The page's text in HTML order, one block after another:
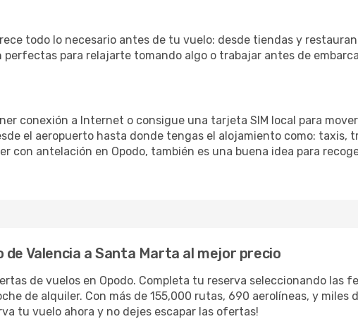
todo lo necesario antes de tu vuelo: desde tiendas y
perfectas para relajarte tomando algo o trabajar antes de
conexión a Internet o consigue una tarjeta SIM local para
el aeropuerto hasta donde tengas el alojamiento como: taxis,
con antelación en Opodo, también es una buena idea para
de Valencia a Santa Marta al mejor precio
de vuelos en Opodo. Completa tu reserva seleccionando las
de alquiler. Con más de 155,000 rutas, 690 aerolíneas, y miles
tu vuelo ahora y no dejes escapar las ofertas!